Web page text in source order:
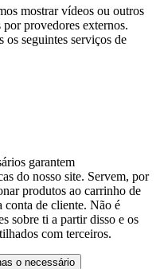
mostrar vídeos ou outros
provedores externos.
os seguintes serviços de
garantem
do nosso site. Servem, por
produtos ao carrinho de
conta de cliente. Não é
sobre ti a partir disso e os
com terceiros.
o necessário